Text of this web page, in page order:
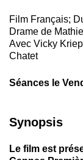
Film Français;
Drame de
Avec Vicky
Chatet
Séances le
Synopsis
Le film est